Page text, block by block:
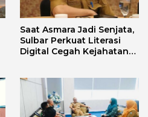
Saat Asmara Jadi Senjata,
Sulbar Perkuat Literasi
Digital Cegah Kejahatan